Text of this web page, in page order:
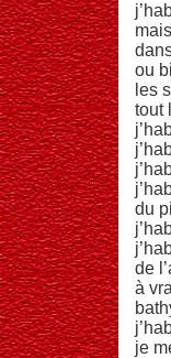
ou
les
tout
du
de
à
je